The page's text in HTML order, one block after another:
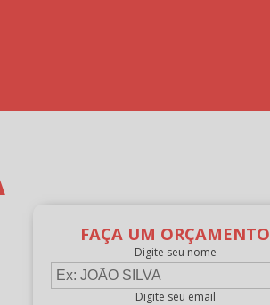
FAÇA UM ORÇAMENTO
Digite seu nome
Digite seu email